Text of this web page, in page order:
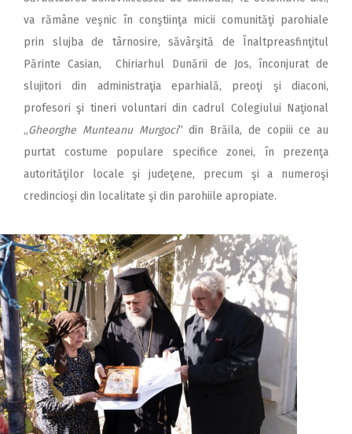
va rămâne veşnic în conştiinţa micii comunităţi parohiale
prin slujba de târnosire, săvârşită de Înaltpreasfinţitul
Părinte Casian, Chiriarhul Dunării de Jos, înconjurat de
slujitori din administraţia eparhială, preoţi şi diaconi,
profesori şi tineri voluntari din cadrul Colegiului Naţional
„Gheorghe Munteanu Murgoci“ din Brăila, de copiii ce au
purtat costume populare specifice zonei, în prezenţa
autorităţilor locale şi judeţene, precum şi a numeroşi
credincioşi din localitate şi din parohiile apropiate.